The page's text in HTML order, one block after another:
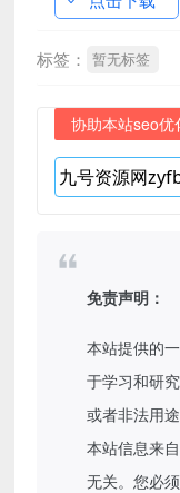
标签： 暂无标签
协助本站seo优
免责声明：
本站提供的
于学习和研
或者非法用
本站信息来
无关。您必